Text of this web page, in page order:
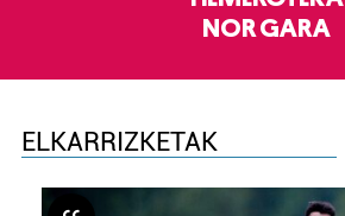
NOR GARA
ELKARRIZKETAK